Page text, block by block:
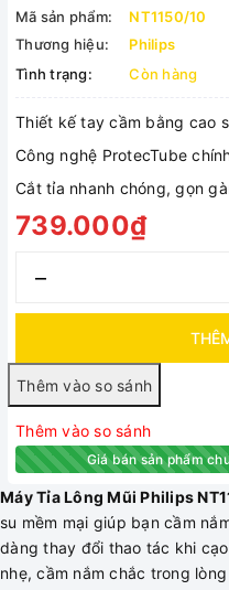
Mã sản phẩm:
NT1150/10
Thương hiệu:
Philips
Tình trạng:
Còn hàng
Thiết kế tay cầm bằng cao
Công nghệ ProtecTube
Cắt tỉa nhanh chóng, gọn
739.000₫
–
Thêm vào so sánh
Giá bán sản phẩm
Máy Tỉa Lông Mũi Philips
su mềm mại giúp bạn cầm
dàng thay đổi thao tác khi
nhẹ, cầm nắm chắc trong